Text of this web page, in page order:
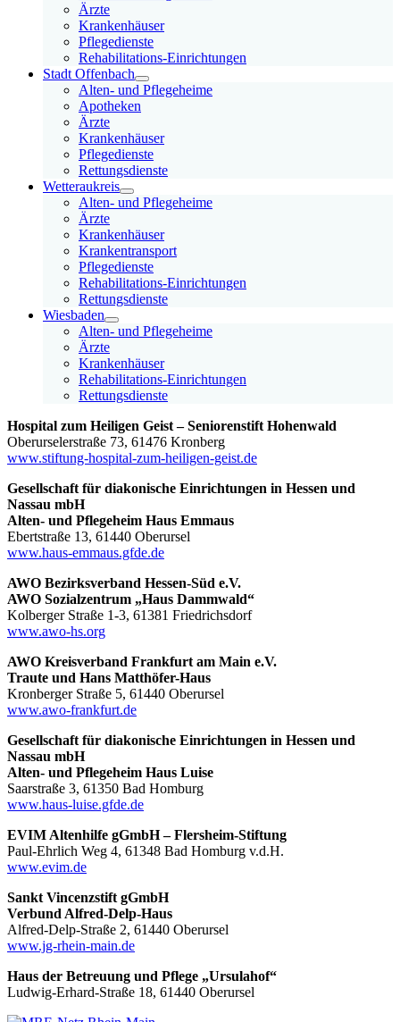
Ärzte
Krankenhäuser
Pflegedienste
Rehabilitations-Einrichtungen
Stadt Offenbach
Alten- und Pflegeheime
Apotheken
Ärzte
Krankenhäuser
Pflegedienste
Rettungsdienste
Wetteraukreis
Alten- und Pflegeheime
Ärzte
Krankenhäuser
Krankentransport
Pflegedienste
Rehabilitations-Einrichtungen
Rettungsdienste
Wiesbaden
Alten- und Pflegeheime
Ärzte
Krankenhäuser
Rehabilitations-Einrichtungen
Rettungsdienste
Hospital zum Heiligen Geist – Seniorenstift Hohenwald
Oberurselerstraße 73, 61476 Kronberg
www.stiftung-hospital-zum-heiligen-geist.de
Gesellschaft für diakonische Einrichtungen in Hessen und
Nassau mbH
Alten- und Pflegeheim Haus Emmaus
Ebertstraße 13, 61440 Oberursel
www.haus-emmaus.gfde.de
AWO Bezirksverband Hessen-Süd e.V.
AWO Sozialzentrum „Haus Dammwald“
Kolberger Straße 1-3, 61381 Friedrichsdorf
www.awo-hs.org
AWO Kreisverband Frankfurt am Main e.V.
Traute und Hans Matthöfer-Haus
Kronberger Straße 5, 61440 Oberursel
www.awo-frankfurt.de
Gesellschaft für diakonische Einrichtungen in Hessen und
Nassau mbH
Alten- und Pflegeheim Haus Luise
Saarstraße 3, 61350 Bad Homburg
www.haus-luise.gfde.de
EVIM Altenhilfe gGmbH – Flersheim-Stiftung
Paul-Ehrlich Weg 4, 61348 Bad Homburg v.d.H.
www.evim.de
Sankt Vincenzstift gGmbH
Verbund Alfred-Delp-Haus
Alfred-Delp-Straße 2, 61440 Oberursel
www.jg-rhein-main.de
Haus der Betreuung und Pflege „Ursulahof“
Ludwig-Erhard-Straße 18, 61440 Oberursel